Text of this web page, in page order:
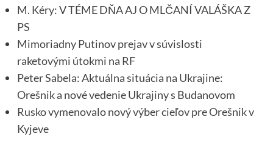
M. Kéry: V TÉME DŇA AJ O MLČANÍ VALÁŠKA Z
PS
Mimoriadny Putinov prejav v súvislosti
raketovými útokmi na RF
Peter Sabela: Aktuálna situácia na Ukrajine:
Orešnik a nové vedenie Ukrajiny s Budanovom
Rusko vymenovalo nový výber cieľov pre Orešnik v
Kyjeve